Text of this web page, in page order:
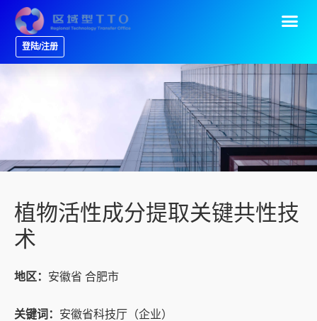
登陆/注册
植物活性成分提取关键共性技
术
地区： 安徽省 合肥市
关键词： 安徽省科技厅（企业）